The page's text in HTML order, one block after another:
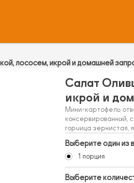
лососем, икрой и домашней
Салат
икрой и
Мини-картофель
консервированный,
горчица зернистая,
Выберите один из
1 порция
Выберите